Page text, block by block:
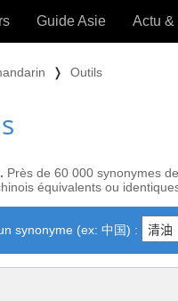
Guide Asie Actu &
❭ Outils
Près de 60 000 synonymes
équivalents ou
synonyme (ex: 中国) :